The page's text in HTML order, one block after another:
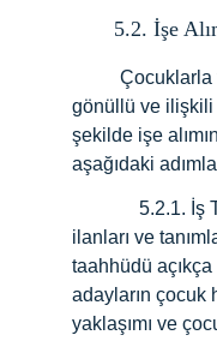
5.2. İşe
gönüllü ve
şekilde işe
aşağıdaki
ilanları ve
taahhüdü
adayların çocuk
yaklaşımı ve